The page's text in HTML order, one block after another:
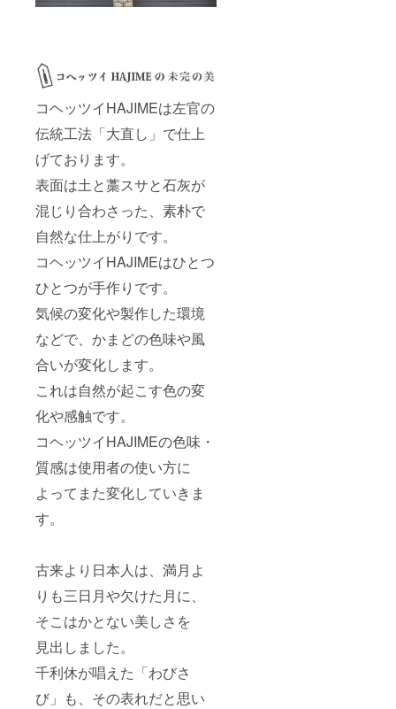
コヘッツイHAJIMEは左官の
伝統工法「大直し」で仕上
げております。
表面は土と藁スサと石灰が
混じり合わさった、素朴で
自然な仕上がりです。
コヘッツイHAJIMEはひとつ
ひとつが手作りです。
気候の変化や製作した環境
などで、かまどの色味や風
合いが変化します。
これは自然が起こす色の変
化や感触です。
コヘッツイHAJIMEの色味・
質感は使用者の使い方に
よってまた変化していきま
す。
古来より日本人は、満月よ
りも三日月や欠けた月に、
そこはかとない美しさを
見出しました。
千利休が唱えた「わびさ
び」も、その表れだと思い